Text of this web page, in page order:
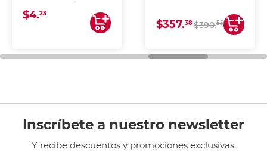
uniforme, ideal para
impresoras de inyección
de tinta y láser,
general de oficina.
$4.23
COPIA Y ESCANEA)
$357.38$390.55
Inscríbete a nuestro newsletter
Y recibe descuentos y promociones exclusivas.